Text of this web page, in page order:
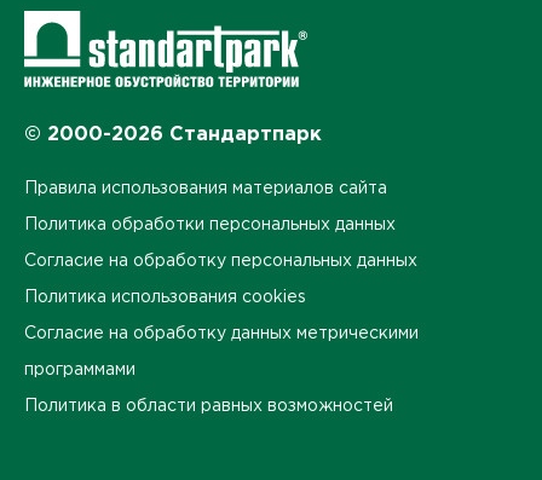
© 2000-2026 Стандартпарк
Правила использования материалов сайта
Политика обработки персональных данных
Согласие на обработку персональных данных
Политика использования cookies
Согласие на обработку данных метрическими
программами
Политика в области равных возможностей